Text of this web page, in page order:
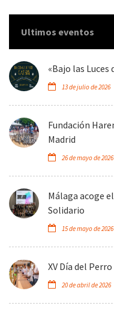
Ultimos eventos
«Bajo las Luces
13 de julio de 2026
Fundación
Madrid
26 de mayo de 2026
Málaga acoge
Solidario
15 de mayo de 2026
XV Día del
20 de abril de 2026